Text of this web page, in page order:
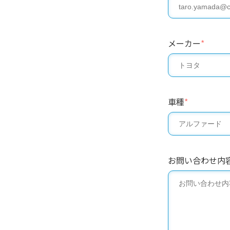
メーカー*
車種*
お問い合わせ内